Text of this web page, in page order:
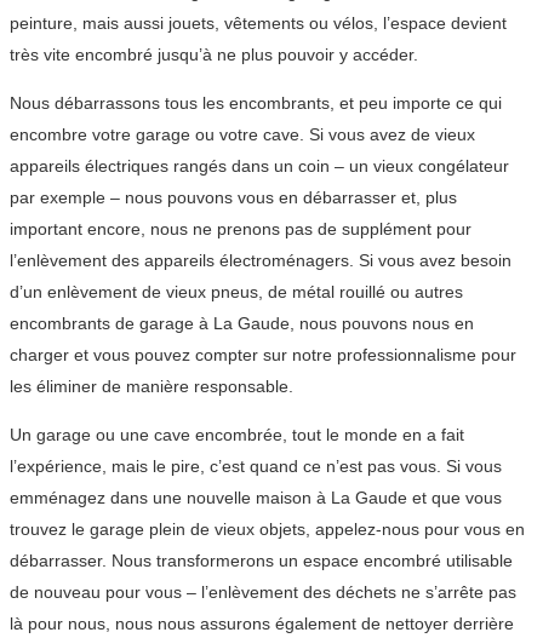
peinture, mais aussi jouets, vêtements ou vélos, l’espace devient
très vite encombré jusqu’à ne plus pouvoir y accéder.
Nous débarrassons tous les encombrants, et peu importe ce qui
encombre votre garage ou votre cave. Si vous avez de vieux
appareils électriques rangés dans un coin – un vieux congélateur
par exemple – nous pouvons vous en débarrasser et, plus
important encore, nous ne prenons pas de supplément pour
l’enlèvement des appareils électroménagers. Si vous avez besoin
d’un enlèvement de vieux pneus, de métal rouillé ou autres
encombrants de garage à La Gaude, nous pouvons nous en
charger et vous pouvez compter sur notre professionnalisme pour
les éliminer de manière responsable.
Un garage ou une cave encombrée, tout le monde en a fait
l’expérience, mais le pire, c’est quand ce n’est pas vous. Si vous
emménagez dans une nouvelle maison à La Gaude et que vous
trouvez le garage plein de vieux objets, appelez-nous pour vous en
débarrasser. Nous transformerons un espace encombré utilisable
de nouveau pour vous – l’enlèvement des déchets ne s’arrête pas
là pour nous, nous nous assurons également de nettoyer derrière